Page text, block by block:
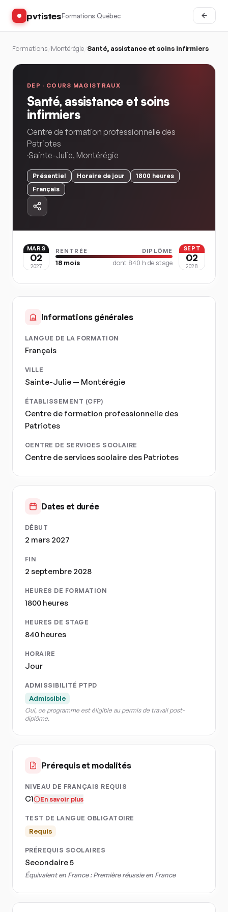
pvtistesFormations Québec
Formations Montérégie Santé, assistance et soins infirmiers
DEP · COURS MAGISTRAUX
Santé, assistance et soins
infirmiers
Centre de formation professionnelle des
Patriotes
Sainte-Julie, Montérégie
Présentiel Horaire de jour 1800 heures
Français
MARS
02
2027
RENTRÉE DIPLÔME
18 mois dont 840 h de stage
SEPT
02
2028
Informations générales
LANGUE DE LA FORMATION
Français
VILLE
Sainte-Julie — Montérégie
ÉTABLISSEMENT (CFP)
Centre de formation professionnelle des
Patriotes
CENTRE DE SERVICES SCOLAIRE
Centre de services scolaire des Patriotes
Dates et durée
DÉBUT
2 mars 2027
FIN
2 septembre 2028
HEURES DE FORMATION
1800 heures
HEURES DE STAGE
840 heures
HORAIRE
Jour
ADMISSIBILITÉ PTPD
Admissible
Oui, ce programme est éligible au permis de travail post-
diplôme.
Prérequis et modalités
NIVEAU DE FRANÇAIS REQUIS
C1 En savoir plus
TEST DE LANGUE OBLIGATOIRE
Requis
PRÉREQUIS SCOLAIRES
Secondaire 5
Équivalent en France :Première réussie en France